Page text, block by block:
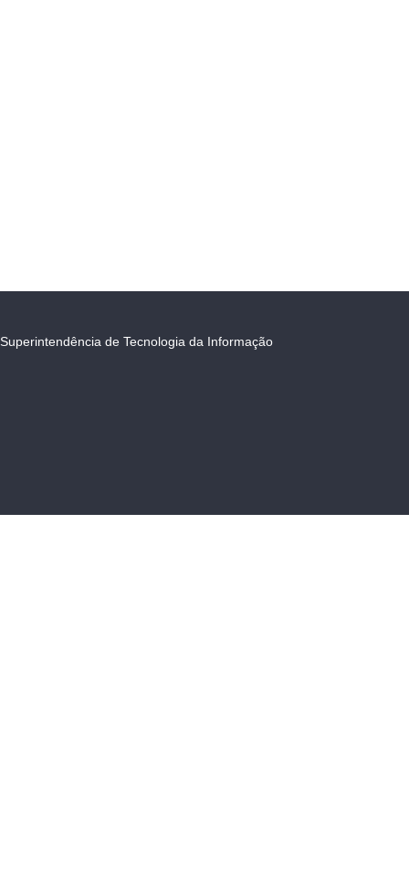
Superintendência de Tecnologia da Informação